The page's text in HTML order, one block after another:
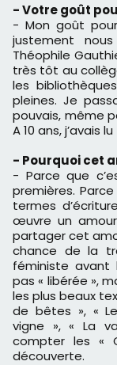
- Votre goût
- Mon goût
justement
Théophile
très tôt au
les
pleines. Je
pouvais, même
A 10 ans, j’avais
- Pourquoi cet
- Parce que
premières.
termes
œuvre un
partager cet
chance de la
féministe avant
pas « libérée »,
les plus beaux
de bêtes », «
vigne », « La
compter les «
découverte.